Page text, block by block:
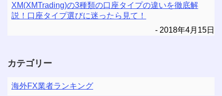
XM(XMTrading)の3種類の口座タイプの違いを徹底解
説！口座タイプ選びに迷ったら見て！
2018年4月15日
カテゴリー
海外FX業者ランキング